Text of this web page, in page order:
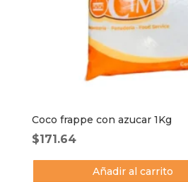
Coco frappe con azucar 1Kg
$171.64
Añadir al carrito